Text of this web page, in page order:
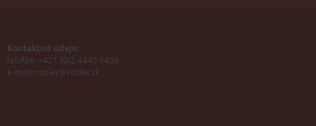
Kontaktné údaje:
tel./fax: +421 (0)2 4445 6436
e-mail: rosler@rosler.sk